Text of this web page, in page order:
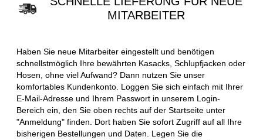
MITARBEITER
Haben Sie neue Mitarbeiter eingestellt und benötigen
schnellstmöglich Ihre bewährten Kasacks, Schlupfjacken oder
Hosen, ohne viel Aufwand? Dann nutzen Sie unser
komfortables Kundenkonto. Loggen Sie sich einfach mit Ihrer
E-Mail-Adresse und Ihrem Passwort in unserem Login-
Bereich ein, den Sie oben rechts auf der Startseite unter
"Anmeldung" finden. Dort haben Sie sofort Zugriff auf all Ihre
bisherigen Bestellungen und Daten. Legen Sie die